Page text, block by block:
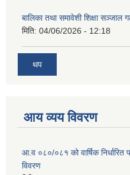
बालिका तथा समावेशी शिक्षा सञ्जाल
मिति: 04/06/2026 - 12:18
थप
आय व्यय विवरण
आ.व ०८०/०८१ को वार्षिक
विवरण